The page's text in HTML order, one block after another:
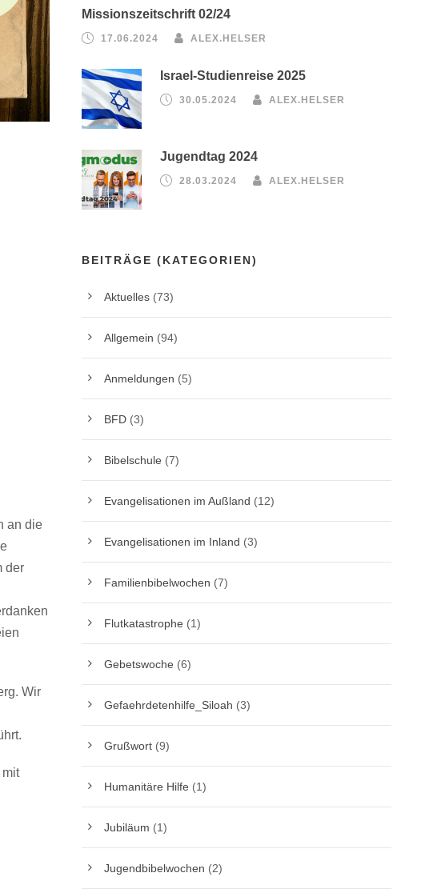
an die
der
Wir
Missionszeitschrift 02/24
17.06.2024 ALEX.HELSER
Israel-Studienreise 2025
30.05.2024 ALEX.HELSER
Jugendtag 2024
28.03.2024 ALEX.HELSER
BEITRÄGE (KATEGORIEN)
Aktuelles (73)
Allgemein (94)
Anmeldungen (5)
BFD (3)
Bibelschule (7)
Evangelisationen im Außland (12)
Evangelisationen im Inland (3)
Familienbibelwochen (7)
Flutkatastrophe (1)
Gebetswoche (6)
Gefaehrdetenhilfe_Siloah (3)
Grußwort (9)
Humanitäre Hilfe (1)
Jubiläum (1)
Jugendbibelwochen (2)